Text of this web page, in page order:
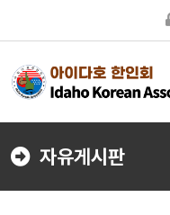
자유게시판